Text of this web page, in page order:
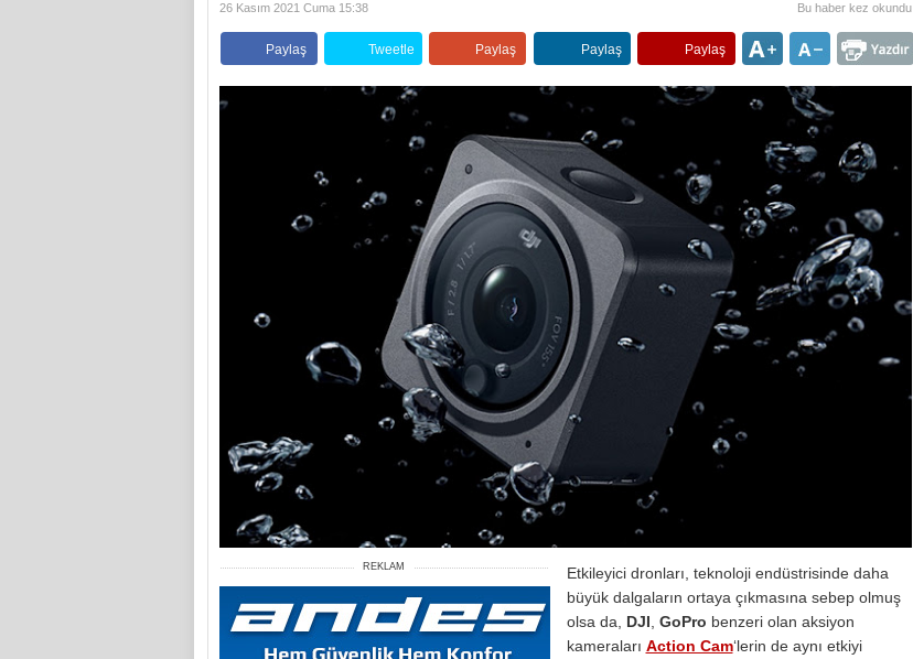
26 Kasım 2021 Cuma 15:38 Bu haber kez okundu
Paylaş Tweetle Paylaş Paylaş Paylaş
REKLAM
Etkileyici dronları, teknoloji endüstrisinde daha
büyük dalgaların ortaya çıkmasına sebep olmuş
olsa da, DJI GoPro benzeri olan aksiyon
kameraları Action Cam‘lerin de aynı etkiyi